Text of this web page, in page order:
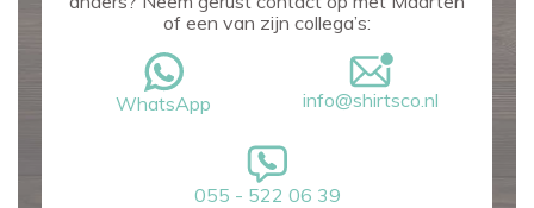
of een van zijn collega’s:
WhatsApp info@shirtsco.nl
055 - 522 06 39